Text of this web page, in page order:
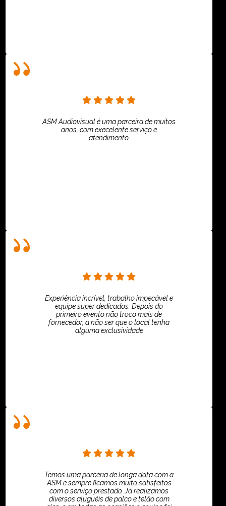
ASM Audiovisual é uma parceira de muitos
anos, com execelente serviço e
atendimento.
Experiência incrível, trabalho impecável e
equipe super dedicados. Depois do
primeiro evento não troco mais de
fornecedor, a não ser que o local tenha
alguma exclusividade
Temos uma parceria de longa data com a
ASM e sempre ficamos muito satisfeitos
com o serviço prestado. Já realizamos
diversos aluguéis de palco e telão com